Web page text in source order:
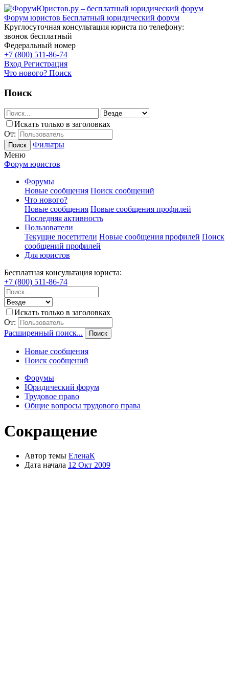
Форум юристов Бесплатный юридический форум
Круглосуточная консультация юриста по телефону:
звонок бесплатный
Федеральный номер
+7 (800) 511-86-74
Вход Регистрация
Что нового? Поиск
Поиск
Искать только в заголовках
От:
Поиск
Фильтры
Меню
Форум юристов
Форумы
Новые сообщения Поиск сообщений
Что нового?
Новые сообщения Новые сообщения профилей
Последняя активность
Пользователи
Текущие посетители Новые сообщения профилей Поиск
сообщений профилей
Для юристов
Бесплатная консультация юриста:
+7 (800) 511-86-74
Искать только в заголовках
От:
Расширенный поиск...
Поиск
Новые сообщения
Поиск сообщений
Форумы
Юридический форум
Трудовое право
Общие вопросы трудового права
Сокращение
Автор темы ЕленаК
Дата начала 12 Окт 2009